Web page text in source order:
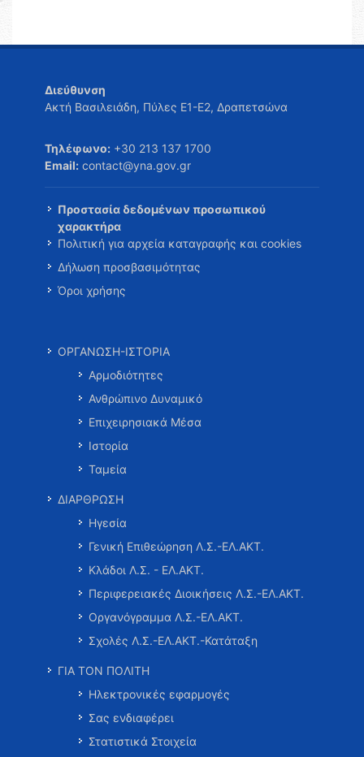
Διεύθυνση
Ακτή Βασιλειάδη, Πύλες Ε1-Ε2, Δραπετσώνα
Τηλέφωνο: +30 213 137 1700
Email: contact@yna.gov.gr
Προστασία δεδομένων προσωπικού
χαρακτήρα
Πολιτική για αρχεία καταγραφής και cookies
Δήλωση προσβασιμότητας
Όροι χρήσης
ΟΡΓΑΝΩΣΗ-ΙΣΤΟΡΙΑ
Αρμοδιότητες
Ανθρώπινο Δυναμικό
Επιχειρησιακά Μέσα
Ιστορία
Ταμεία
ΔΙΑΡΘΡΩΣΗ
Ηγεσία
Γενική Επιθεώρηση Λ.Σ.-ΕΛ.ΑΚΤ.
Κλάδοι Λ.Σ. - ΕΛ.ΑΚΤ.
Περιφερειακές Διοικήσεις Λ.Σ.-ΕΛ.ΑΚΤ.
Οργανόγραμμα Λ.Σ.-ΕΛ.ΑΚΤ.
Σχολές Λ.Σ.-ΕΛ.ΑΚΤ.-Κατάταξη
ΓΙΑ ΤΟΝ ΠΟΛΙΤΗ
Ηλεκτρονικές εφαρμογές
Σας ενδιαφέρει
Στατιστικά Στοιχεία